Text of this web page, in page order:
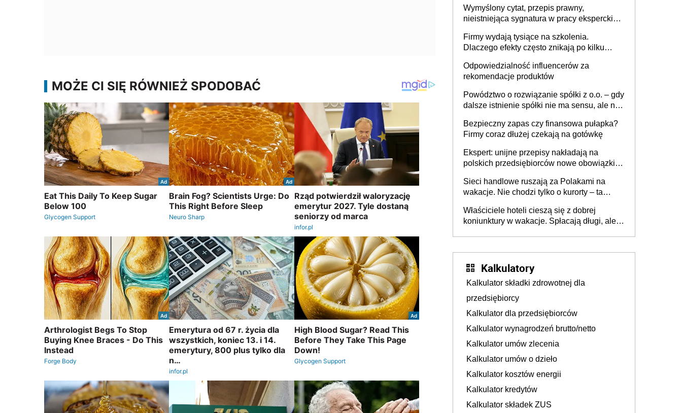
Wymyślony cytat, przepis prawny,
nieistniejąca sygnatura w pracy eksperckiej -
firmie
Firmy wydają tysiące na szkolenia.
Dlaczego efekty często znikają po kilku
Odpowiedzialność influencerów za
rekomendacje produktów
Powództwo o rozwiązanie spółki z o.o. – gdy
dalsze istnienie spółki nie ma sensu, ale nie
Bezpieczny zapas czy finansowa pułapka?
Firmy coraz dłużej czekają na gotówkę
Ekspert: unijne przepisy nakładają na
polskich przedsiębiorców nowe obowiązki w
Sieci handlowe ruszają za Polakami na
wakacje. Nie chodzi tylko o kurorty – ta
tam, gdzie wielu spędzi urlop po cichu
Właściciele hoteli cieszą się z dobrej
koniunktury w wakacje. Spłacają długi, ale
Kalkulatory
Kalkulator składki zdrowotnej dla
przedsiębiorcy
Kalkulator dla przedsiębiorców
Kalkulator wynagrodzeń brutto/netto
Kalkulator umów zlecenia
Kalkulator umów o dzieło
Kalkulator kosztów energii
Kalkulator kredytów
Kalkulator składek ZUS